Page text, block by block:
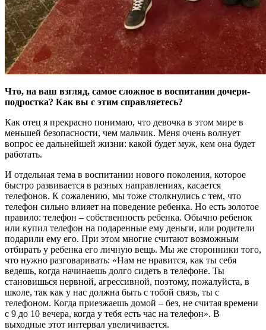
Что, на ваш взгляд, самое сложное в воспитании дочери-
подростка? Как вы с этим справляетесь?
Как отец я прекрасно понимаю, что девочка в этом мире в
меньшей безопасности, чем мальчик. Меня очень волнует
вопрос ее дальнейшей жизни: какой будет муж, кем она будет
работать.
И отдельная тема в воспитании нового поколения, которое
быстро развивается в разных направлениях, касается
телефонов. К сожалению, мы тоже столкнулись с тем, что
телефон сильно влияет на поведение ребенка. Но есть золотое
правило: телефон – собственность ребенка. Обычно ребенок
или купил телефон на подаренные ему деньги, или родители
подарили ему его. При этом многие считают возможным
отбирать у ребенка его личную вещь. Мы же сторонники того,
что нужно разговаривать: «Нам не нравится, как ты себя
ведешь, когда начинаешь долго сидеть в телефоне. Ты
становишься нервной, агрессивной, поэтому, пожалуйста, в
школе, так как у нас должна быть с тобой связь, ты с
телефоном. Когда приезжаешь домой – без, не считая времени
с 9 до 10 вечера, когда у тебя есть час на телефон». В
выходные этот интервал увеличивается.